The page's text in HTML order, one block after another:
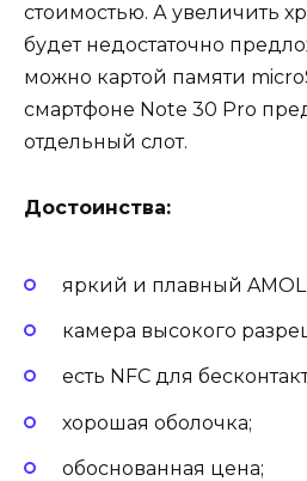
стоимостью. А увеличить
будет недостаточно
можно картой памяти
смартфоне Note 30 Pro
отдельный слот.
Достоинства:
яркий и плавный
камера высокого
есть NFC для
хорошая оболочка;
обоснованная цена;